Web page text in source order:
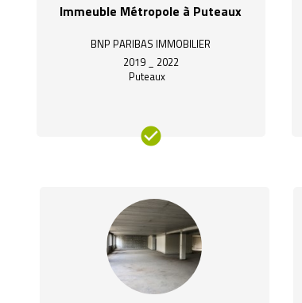
Immeuble Métropole à Puteaux
BNP PARIBAS IMMOBILIER
2019 _ 2022
Puteaux